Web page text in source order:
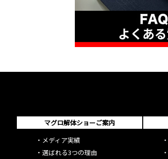
マグロ解体ショーご案内
・ メディア実績
・ 選ばれる3つの理由
・
・